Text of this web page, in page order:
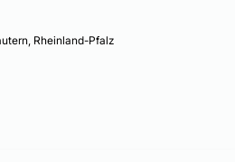
Rheinland-Pfalz